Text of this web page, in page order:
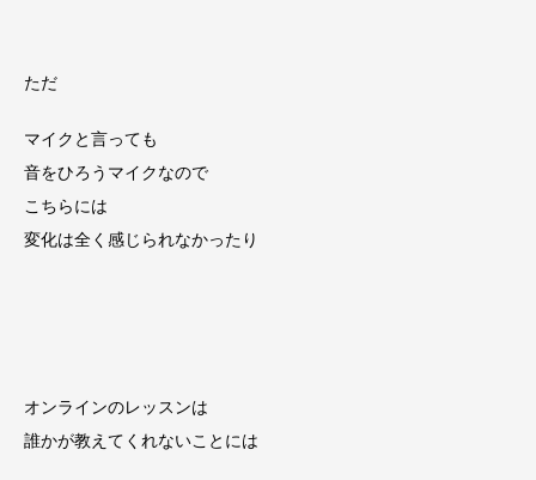
ただ
マイクと言っても
音をひろうマイクなので
こちらには
変化は全く感じられなかったり
オンラインのレッスンは
誰かが教えてくれないことには